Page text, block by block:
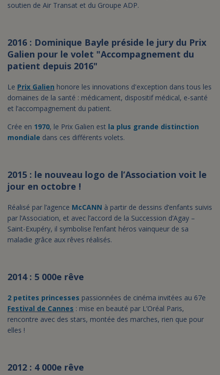
soutien de Air Transat et du Groupe ADP.
2016 : Dominique Bayle préside le jury du Prix
Galien pour le volet "Accompagnement du
patient depuis 2016"
Le Prix Galien honore les innovations d'exception dans tous les
domaines de la santé : médicament, dispositif médical, e-santé
et l’accompagnement du patient.
Crée en 1970, le Prix Galien est la plus grande distinction
mondiale dans ces différents volets.
2015 : le nouveau logo de l’Association voit le
jour en octobre !
Réalisé par l’agence McCANN à partir de dessins d’enfants suivis
par l’Association, et avec l’accord de la Succession d’Agay –
Saint-Exupéry, il symbolise l’enfant héros vainqueur de sa
maladie grâce aux rêves réalisés.
2014 : 5 000e rêve
2 petites princesses passionnées de cinéma invitées au 67e
Festival de Cannes : mise en beauté par L’Oréal Paris,
rencontre avec des stars, montée des marches, rien que pour
elles !
2012 : 4 000e rêve